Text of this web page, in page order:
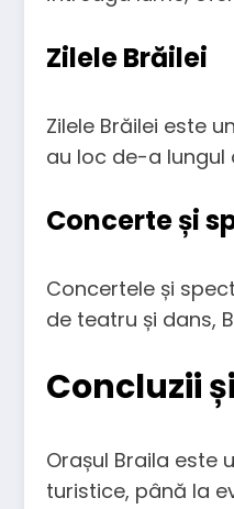
Zilele Brăilei
Zilele Brăilei este
au loc de-a lungul
Concerte și
Concertele și
de teatru și dans,
Concluzii
Orașul Braila este
turistice, până la